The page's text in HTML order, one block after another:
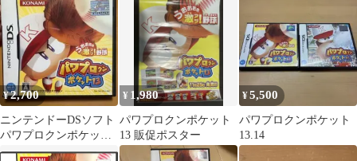
¥2,700
ニンテンドーDSソフト
パワプロクンポケット
13
¥ 1,980
パワプロクンポケット
13 販促ポスター
¥5,500
パワプロクンポケット
13.14